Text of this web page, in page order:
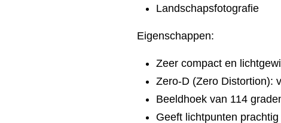
Landschapsfotografie
Eigenschappen:
Zeer compact en
Zero-D (Zero Distortion):
Beeldhoek van 114
Geeft lichtpunten